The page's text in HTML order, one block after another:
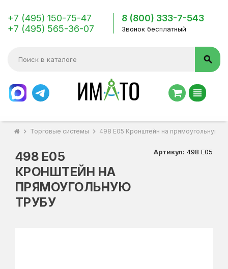
+7 (495) 150-75-47
+7 (495) 565-36-07
8 (800) 333-7-543
Звонок бесплатный
search
view_headline
chevron_right Торговые системы chevron_right 498 Е05 Кронштейн на прямоугольную
498 Е05
КРОНШТЕЙН НА
ПРЯМОУГОЛЬНУЮ
ТРУБУ
Артикул: 498 Е05